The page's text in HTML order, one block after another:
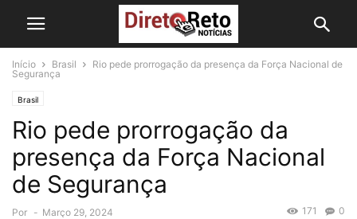
Início Brasil
Rio pede prorrogação da presença da Força Nacional de
Segurança
Brasil
Rio pede prorrogação da
presença da Força Nacional
de Segurança
Por - Março 29, 2024 0
171